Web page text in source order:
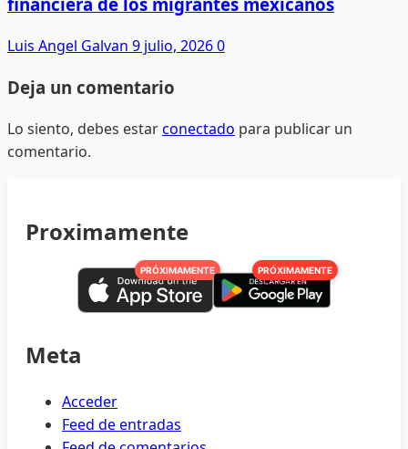
Luis Angel Galvan 9 julio, 20260
Deja un comentario
Lo siento, debes estarconectado para publicar un
comentario.
Proximamente
PRÓXIMAMENTE PRÓXIMAMENTE
Meta
Acceder
Feed de entradas